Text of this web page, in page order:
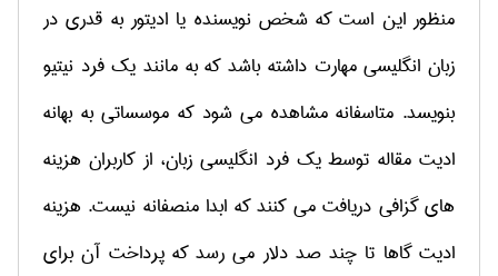
منظور این است که شخص نویسنده یا ادیتور به قدری در
زبان انگلیسی مهارت داشته باشد که به مانند یک فرد نیتیو
بنویسد. متاسفانه مشاهده می شود که موسساتی به بهانه
ادیت مقاله توسط یک فرد انگلیسی زبان، از کاربران هزینه
های گزافی دریافت می کنند که ابدا منصفانه نیست. هزینه
ادیت گاها تا چند صد دلار می رسد که پرداخت آن برای